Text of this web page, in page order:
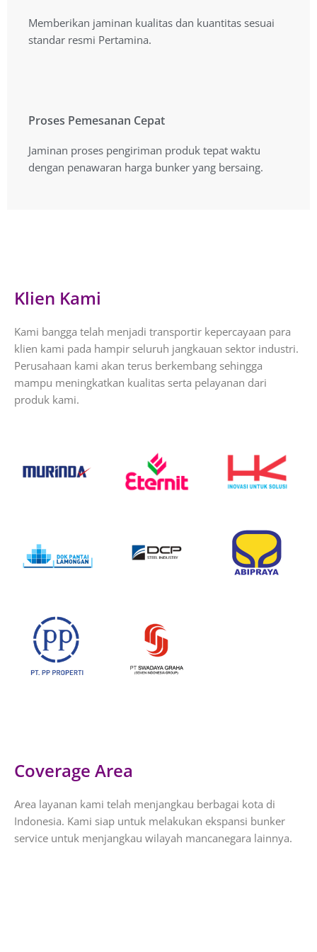
Memberikan jaminan kualitas dan kuantitas sesuai
standar resmi Pertamina.
Memberikan jaminan kualitas dan kuantitas sesuai
standar resmi Pertamina.
Proses Pemesanan Cepat
Jaminan proses pengiriman produk tepat waktu
dengan penawaran harga bunker yang bersaing.
Proses Pemesanan Cepat
Jaminan proses pengiriman produk tepat waktu
dengan penawaran harga yang bersaing.
Klien Kami
Kami bangga telah menjadi transportir kepercayaan para
klien kami pada hampir seluruh jangkauan sektor industri.
Perusahaan kami akan terus berkembang sehingga
mampu meningkatkan kualitas serta pelayanan dari
produk kami.
Coverage Area
Area layanan kami telah menjangkau berbagai kota di
Indonesia. Kami siap untuk melakukan ekspansi bunker
service untuk menjangkau wilayah mancanegara lainnya.